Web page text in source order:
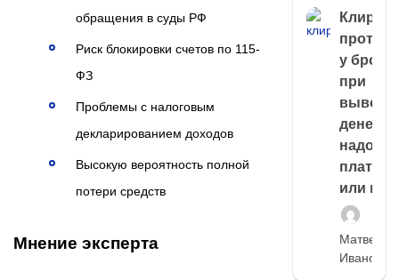
обращения в суды РФ
Риск блокировки счетов по 115-
ФЗ
Проблемы с налоговым
декларированием доходов
Высокую вероятность полной
потери средств
Мнение эксперта
Клиринг
у
при
выводе
денег,
надо
платить
или
Матвей
Иванов